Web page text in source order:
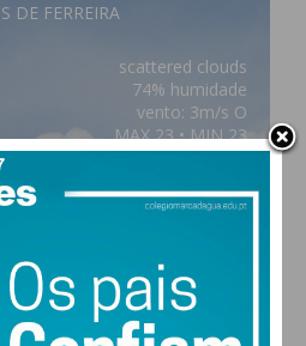
DE FERREIRA
scattered clouds
74% humidade
vento: 3m/s O
MAX 23 • MIN 23
SEG TER